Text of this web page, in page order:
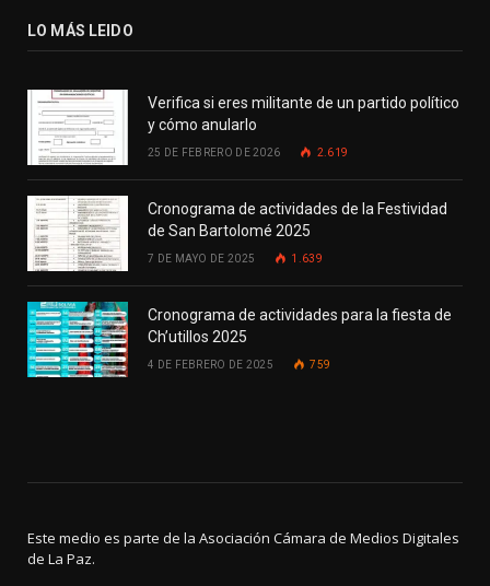
LO MÁS LEIDO
Verifica si eres militante de un partido político
y cómo anularlo
25 DE FEBRERO DE 2026 2.619
Cronograma de actividades de la Festividad
de San Bartolomé 2025
7 DE MAYO DE 2025 1.639
Cronograma de actividades para la fiesta de
Ch’utillos 2025
4 DE FEBRERO DE 2025 759
Este medio es parte de la Asociación Cámara de Medios Digitales
de La Paz.